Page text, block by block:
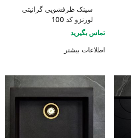
سینک ظرفشویی گرانیتی
لورنزو کد 100
تماس بگیرید
اطلاعات بیشتر